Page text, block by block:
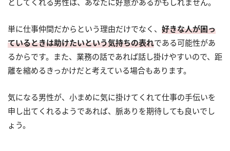
単に仕事仲間だからという理由だけでなく、 好きな人が困っ
ているときは助けたいという気持ちの表れである可能性があ
るからです。また、業務の話であれば話し掛けやすいので、距
離を縮めるきっかけだと考えている場合もあります。
気になる男性が、小まめに気に掛けてくれて仕事の手伝いを
申し出てくれるようであれば、脈ありを期待しても良いでし
ょう。